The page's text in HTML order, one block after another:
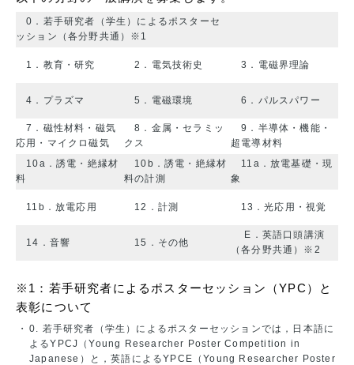
0．若手研究者（学生）によるポスターセ
ッション（各分野共通）※1
1．教育・研究 2．電気技術史 3．電磁界理論
4．プラズマ 5．電磁環境 6．パルスパワー
7．磁性材料・磁気
応用・マイクロ磁気
8．金属・セラミッ
クス
9．半導体・機能・
超電導材料
10a．誘電・絶縁材
料
10b．誘電・絶縁材
料の計測
11a．放電基礎・現
象
11b．放電応用 12．計測 13．光応用・視覚
14．音響 15．その他
E．英語口頭講演
（各分野共通）※2
※1：若手研究者によるポスターセッション（YPC）と
表彰について
・ 0. 若手研究者（学生）によるポスターセッションでは，日本語に
よるYPCJ（Young Researcher Poster Competition in
Japanese）と，英語によるYPCE（Young Researcher Poster